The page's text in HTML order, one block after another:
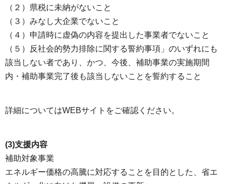
（２）県税に未納がないこと
（３）みなし大企業でないこと
（４）申請時に虚偽の内容を提出した事業者でないこと
（５）反社会的勢力排除に関する誓約事項」のいずれにも
該当しない者であり、かつ、今後、補助事業の実施期間
内・補助事業完了後も該当しないことを誓約すること
詳細についてはWEBサイトをご確認ください。
(3)支援内容
補助対象事業
エネルギー価格の高騰に対応することを目的とした、省エ